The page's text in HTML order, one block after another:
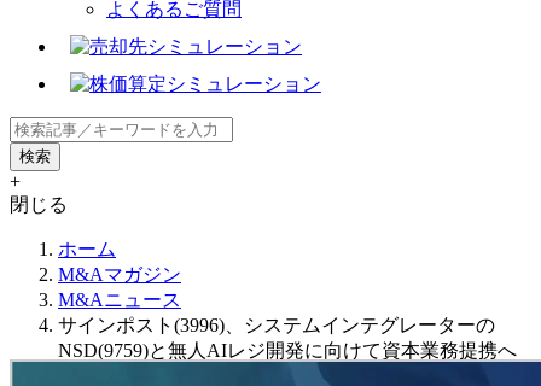
よくあるご質問
+
閉じる
ホーム
M&Aマガジン
M&Aニュース
サインポスト(3996)、システムインテグレーターの
NSD(9759)と無人AIレジ開発に向けて資本業務提携へ